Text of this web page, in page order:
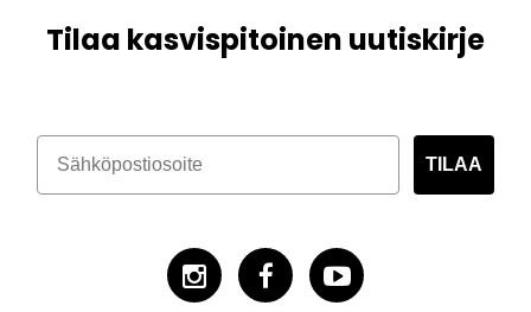
Tilaa kasvispitoinen uutiskirje
TILAA